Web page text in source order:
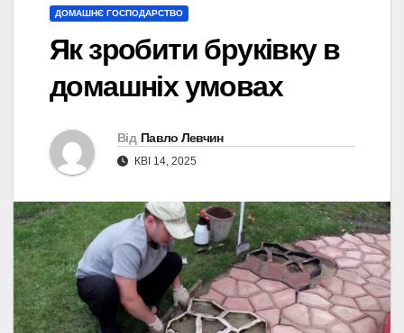
ДОМАШНЄ ГОСПОДАРСТВО
Як зробити бруківку в
домашніх умовах
Від Павло Левчин
КВІ 14, 2025